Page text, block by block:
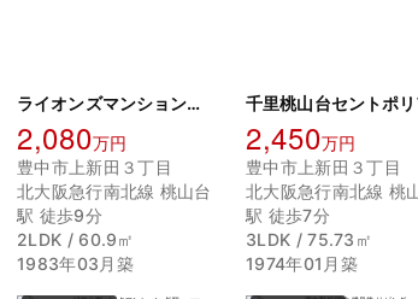
ライオンズマンション桃山台
2,080万円
豊中市上新田３丁目
北大阪急行南北線 桃山台
駅 徒歩9分
2LDK / 60.9㎡
1983年03月築
千里桃山台セントポ
2,450万円
豊中市上新田３丁目
北大阪急行南北線 桃
駅 徒歩7分
3LDK / 75.73㎡
1974年01月築